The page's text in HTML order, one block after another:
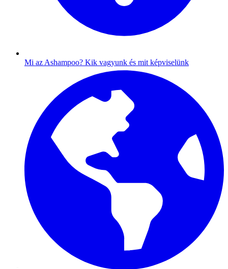
Mi az Ashampoo? Kik vagyunk és mit képviselünk